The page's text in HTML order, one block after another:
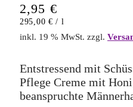
2,95 €
295,00 € / l
inkl. 19 % MwSt. zzgl.
Entstressend mit
Pflege Creme mit
beanspruchte